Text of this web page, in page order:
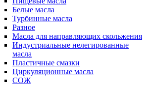
Белые масла
Турбинные масла
Разное
Масла для направляющих скольжения
Индустриальные нелегированные
масла
Пластичные смазки
Циркуляционные масла
СОЖ